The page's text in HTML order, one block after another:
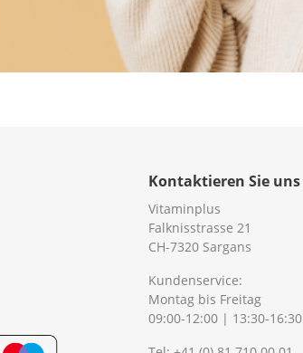
Kontaktieren Sie uns
Vitaminplus
Falknisstrasse 21
CH-7320 Sargans
Kundenservice:
Montag bis Freitag
09:00-12:00 | 13:30-16:30